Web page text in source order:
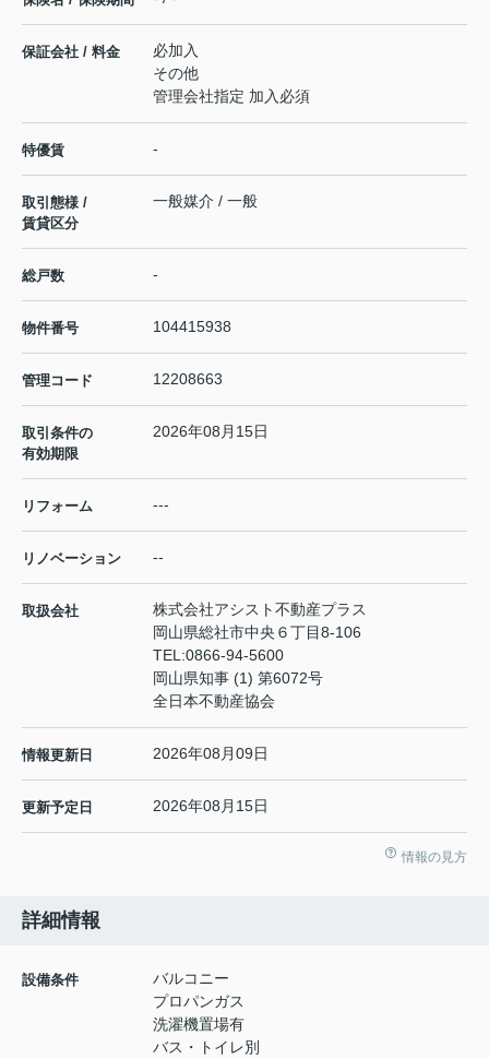
保証会社 / 料金
必加入
その他
管理会社指定 加入必須
特優賃 -
取引態様 /
賃貸区分
一般媒介 / 一般
総戸数 -
物件番号 104415938
管理コード 12208663
取引条件の
有効期限
2026年08月15日
リフォーム ---
リノベーション --
取扱会社
株式会社アシスト不動産プラス
岡山県総社市中央６丁目8-106
TEL:0866-94-5600
岡山県知事 (1) 第6072号
全日本不動産協会
情報更新日 2026年08月09日
更新予定日 2026年08月15日
情報の見方
詳細情報
設備条件
バルコニー
プロパンガス
洗濯機置場有
バス・トイレ別